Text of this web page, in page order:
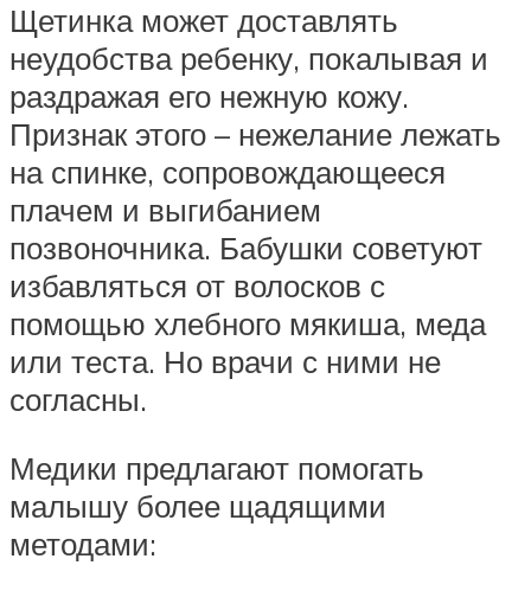
Щетинка может доставлять
неудобства ребенку, покалывая и
раздражая его нежную кожу.
Признак этого – нежелание лежать
на спинке, сопровождающееся
плачем и выгибанием
позвоночника. Бабушки советуют
избавляться от волосков с
помощью хлебного мякиша, меда
или теста. Но врачи с ними не
согласны.
Медики предлагают помогать
малышу более щадящими
методами: